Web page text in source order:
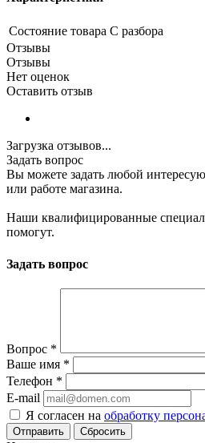
Состояние товара С разбора
Отзывы
Отзывы
Нет оценок
Оставить отзыв
Загрузка отзывов...
Задать вопрос
Вы можете задать любой
или работе магазина.
Наши квалифицированные
помогут.
Задать вопрос
Вопрос *
Ваше имя *
Телефон *
E-mail
Я согласен на обработку
Сбросить